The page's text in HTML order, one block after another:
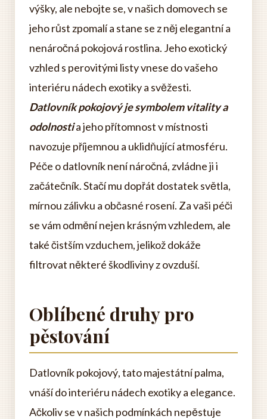
výšky, ale nebojte se, v našich domovech se
jeho růst zpomalí a stane se z něj elegantní a
nenáročná pokojová rostlina. Jeho exotický
vzhled s perovitými listy vnese do vašeho
interiéru nádech exotiky a svěžesti.
Datlovník pokojový je symbolem vitality a
odolnostia jeho přítomnost v místnosti
navozuje příjemnou a uklidňující atmosféru.
Péče o datlovník není náročná, zvládne ji i
začátečník. Stačí mu dopřát dostatek světla,
mírnou zálivku a občasné rosení. Za vaši péči
se vám odmění nejen krásným vzhledem, ale
také čistším vzduchem, jelikož dokáže
filtrovat některé škodliviny z ovzduší.
Oblíbené druhy pro
pěstování
Datlovník pokojový, tato majestátní palma,
vnáší do interiéru nádech exotiky a elegance.
Ačkoliv se v našich podmínkách nepěstuje